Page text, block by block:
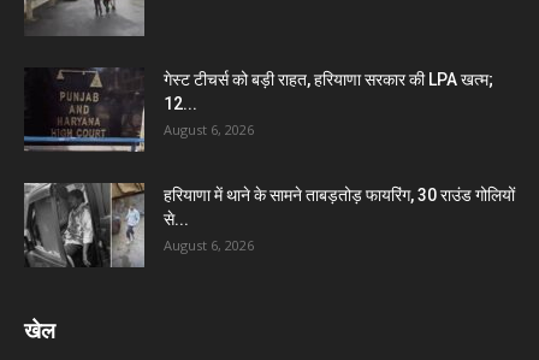
गेस्ट टीचर्स को बड़ी राहत, हरियाणा सरकार की LPA खत्म;
12...
August 6, 2026
हरियाणा में थाने के सामने ताबड़तोड़ फायरिंग, 30 राउंड गोलियों
से...
August 6, 2026
खेल